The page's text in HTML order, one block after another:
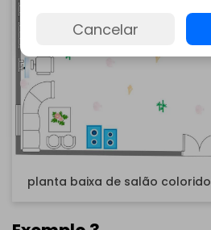
planta baixa de salão colorido
Cancelar